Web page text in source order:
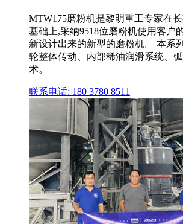
MTW175磨粉机是黎明重工专家在
基础上,采纳9518位磨粉机使用客户
新设计出来的新型的磨粉机。 本系
轮整体传动、内部稀油润滑系统、
术。
联系电话: 180 3780 8511